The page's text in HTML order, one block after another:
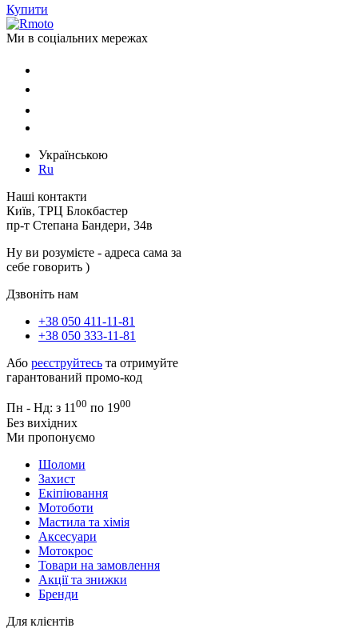
Купити
Ми в соціальних мережах
Українською
Ru
Наші контакти
Київ, ТРЦ Блокбастер
пр-т Степана Бандери, 34в
Ну ви розумієте - адреса сама за
себе говорить )
Дзвоніть нам
+38 050 411-11-81
+38 050 333-11-81
Або реєструйтесь та отримуйте
гарантований промо-код
Пн - Нд: з 1100 по 1900
Без вихідних
Ми пропонуємо
Шоломи
Захист
Екіпіювання
Мотоботи
Мастила та хімія
Аксесуари
Мотокрос
Товари на замовлення
Акції та знижки
Бренди
Для клієнтів